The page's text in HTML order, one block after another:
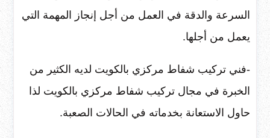
السرعة والدقة في العمل من أجل إنجاز المهمة التي
يعمل من أجلها.
-فني تركيب شفاط مركزي بالكويت لديه الكثير من
الخبرة في مجال تركيب شفاط مركزي بالكويت لذا
حاول الاستعانة بخدماته في الحالات الصعبة.